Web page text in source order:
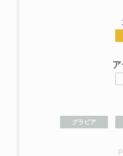
グラビア